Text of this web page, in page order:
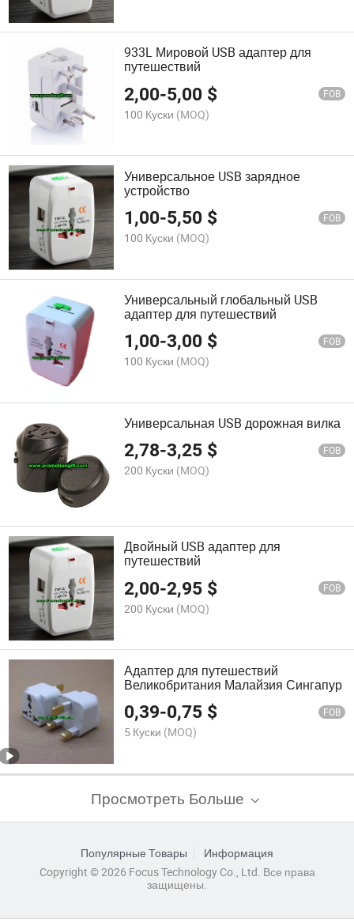
933L Мировой USB адаптер для
путешествий
2,00-5,00 $ FOB
100 Куски (MOQ)
Универсальное USB зарядное
устройство
1,00-5,50 $ FOB
100 Куски (MOQ)
Универсальный глобальный USB
адаптер для путешествий
1,00-3,00 $ FOB
100 Куски (MOQ)
Универсальная USB дорожная вилка
2,78-3,25 $ FOB
200 Куски (MOQ)
Двойный USB адаптер для
путешествий
2,00-2,95 $ FOB
200 Куски (MOQ)
Адаптер для путешествий
Великобритания Малайзия Сингапур
0,39-0,75 $ FOB
5 Куски (MOQ)
Просмотреть Больше
Популярные Товары
Информация
Copyright © 2026 Focus Technology Co., Ltd. Все права
защищены.